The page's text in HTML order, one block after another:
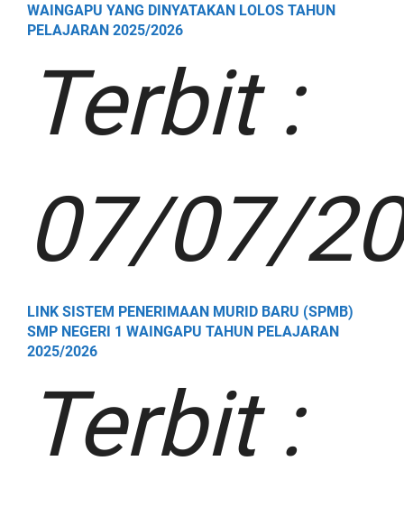
WAINGAPU YANG DINYATAKAN LOLOS TAHUN
PELAJARAN 2025/2026
Terbit :
07/07/
LINK SISTEM PENERIMAAN MURID BARU (SPMB)
SMP NEGERI 1 WAINGAPU TAHUN PELAJARAN
2025/2026
Terbit :